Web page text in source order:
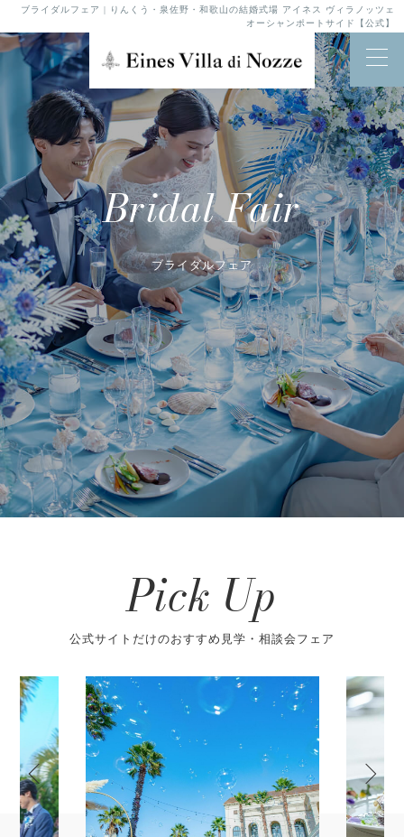
ブライダルフェア | りんくう・泉佐野・和歌山の結婚式場 アイネス ヴィラノッツェ
オーシャンポートサイド【公式】
Bridal Fair
ブライダルフェア
Pick Up
公式サイトだけのおすすめ見学・相談会フェア